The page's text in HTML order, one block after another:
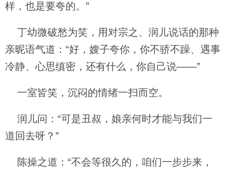
样，也是要夸的。”
丁幼微破愁为笑，用对宗之、润儿说话的那种
亲昵语气道：“好，嫂子夸你，你不骄不躁、遇事
冷静、心思缜密，还有什么，你自己说——”
一室皆笑，沉闷的情绪一扫而空。
润儿问：“可是丑叔，娘亲何时才能与我们一
道回去呀？”
陈操之道：“不会等很久的，咱们一步步来，